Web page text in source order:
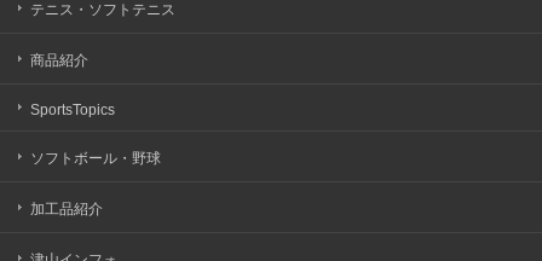
テニス・ソフトテニス
商品紹介
SportsTopics
ソフトボール・野球
加工品紹介